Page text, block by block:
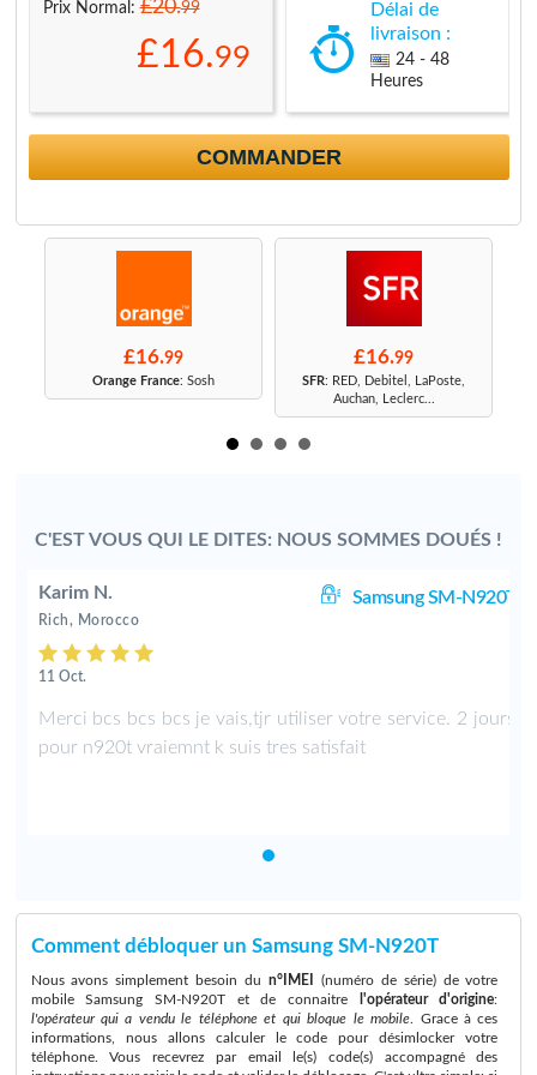
Prix Normal:£20.99
£16.99
Délai de
livraison :
24 - 48
Heures
COMMANDER
£16.99
Orange France: Sosh
£16.99
SFR: RED, Debitel, LaPoste,
Auchan, Leclerc...
C'EST VOUS QUI LE DITES: NOUS SOMMES DOUÉS !
Karim N. Samsung SM-N920T
Rich, Morocco
11 Oct.
Merci bcs bcs bcs je vais,tjr utiliser votre service. 2 jours
pour n920t vraiemnt k suis tres satisfait
Comment débloquer un Samsung SM-N920T
Nous avons simplement besoin du n°IMEI
(numéro de série) de votre
mobile Samsung SM-N920T et de connaitre
l'opérateur d'origine:
l'opérateur qui a vendu le téléphone et qui bloque le mobile . Grace à ces
informations, nous allons calculer le code pour désimlocker votre
téléphone. Vous recevrez par email le(s) code(s) accompagné des